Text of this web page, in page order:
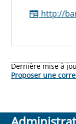
http://
Dernière mise à
Proposer une